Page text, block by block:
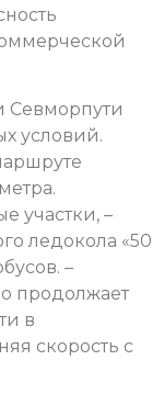
Севморпути
условий.
участки, –
ледокола «50
–
продолжает
в
скорость с